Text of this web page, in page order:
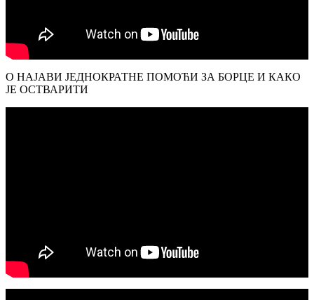
О НАЈАВИ ЈЕДНОКРАТНЕ ПОМОЋИ ЗА БОРЦЕ И КАКО
ЈЕ ОСТВАРИТИ